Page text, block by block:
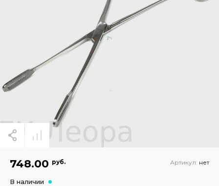
748.00 руб. Артикул: нет
В наличии